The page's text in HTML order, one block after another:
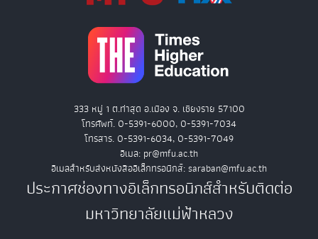
333 หมู่ 1 ต.ท่าสุด อ.เมือง จ. เชียงราย 57100
โทรศัพท์. 0-5391-6000, 0-5391-7034
โทรสาร. 0-5391-6034, 0-5391-7049
อีเมล: pr@mfu.ac.th
อีเมลสำหรับส่งหนังสืออิเล็กทรอนิกส์: saraban@mfu.ac.th
ประกาศช่องทางอิเล็กทรอนิกส์สำหรับติดต่อ
มหาวิทยาลัยแม่ฟ้าหลวง